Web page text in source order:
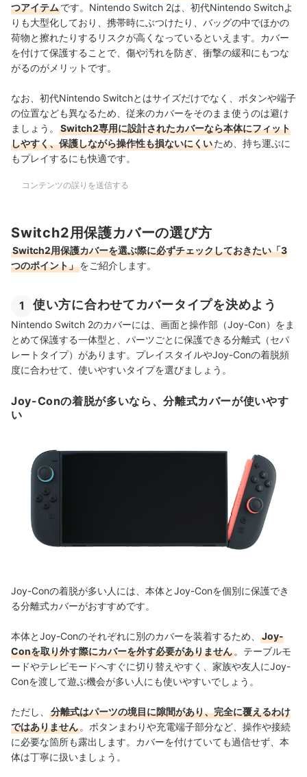
つアイテムです。Nintendo Switch 2は、初代Nintendo Switchよ
りも大型化しており、携帯時にぶつけたり、バッグの中でほかの
荷物と擦れたりするリスクが高くなっているといえます。カバー
を付けて保護することで、傷や汚れを防ぎ、衝撃の緩和にもつな
がるのがメリットです。
なお、初代Nintendo Switchとはサイズだけでなく、ボタンや端子
の位置なども異なるため、従来のカバーをそのまま使うのは避け
ましょう。
Switch2専用に設計されたカバーなら本体にフィット
しやすく、保護しながら操作性も損ないにくいため、持ち運ぶに
もプレイするにも快適です。
コンテンツの誤りを送信する
Switch2用保護カバーの選び方
Switch2用保護カバーを選ぶ際に必ずチェックしておきたい「3
つのポイント」をご紹介します。
1 使い方に合わせてカバータイプを決めよう
Nintendo Switch 2のカバーには、画面と操作部（Joy-Con）をま
とめて保護する一体型と、パーツごとに保護できる分離式（セパ
レートタイプ）があります。プレイスタイルやJoy-Conの着脱頻
度に合わせて、使いやすいタイプを選びましょう。
Joy-Conの着脱が多いなら、分離式カバーが使いやす
い
Joy-Conの着脱が多い人には、本体とJoy-Conを個別に保護でき
る分離式カバーがおすすめです。
本体とJoy-Conのそれぞれに別のカバーを装着するため、
Joy-
Conを取り外す際にカバーを外す必要がありません 。テーブルモ
ードやテレビモードへすぐに切り替えやすく、家族や友人にJoy-
Conを渡して遊ぶ機会が多い人にも使いやすいでしょう。
ただし、
分離式はパーツの境目に隙間があり、完全に覆えるわけ
ではありません 。ボタンまわりや充電端子部分など、操作や接続
に必要な箇所も露出します。カバーを付けていても過信せず、本
体は丁寧に扱いましょう。